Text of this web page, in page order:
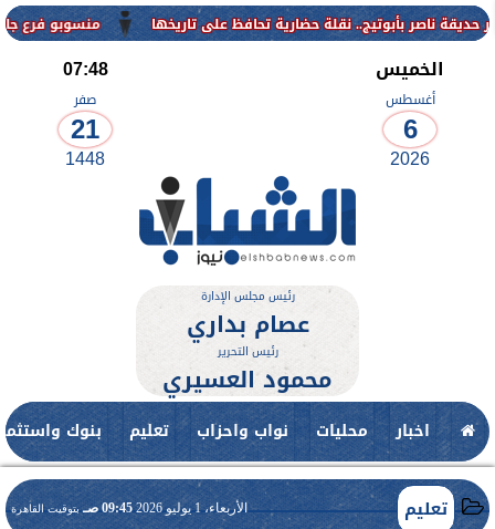
منسوبو فرع جامعة الأزهر
الخميس
أغسطس
6
2026
07:48
صفر
21
1448
رئيس مجلس الإدارة
عصام بداري
رئيس التحرير
محمود العسيري
اخبار محليات نواب واحزاب تعليم بنوك
تعليم الأربعاء، 1 يوليو 2026 09:45 صـ بتوقيت القاهرة